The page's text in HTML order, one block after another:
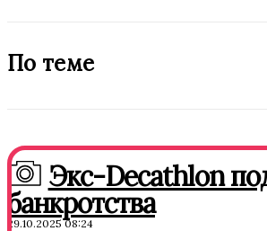
По теме
Экс-Decathlon
банкротства
29.10.2025 08:24